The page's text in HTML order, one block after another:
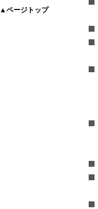
▲ページトップ